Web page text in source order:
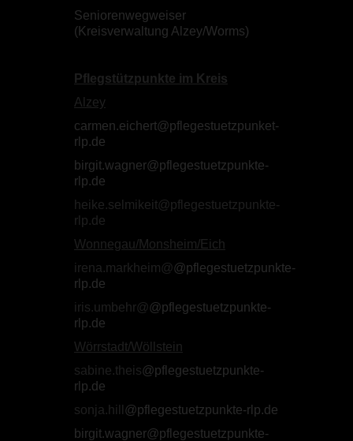
Seniorenwegweiser
(Kreisverwaltung Alzey/Worms)
Pflegstützpunkte im Kreis
Alzey
carmen.eichert@pflegestuetzpunket-
rlp.de
birgit.wagner@pflegestuetzpunkte-
rlp.de
heike.selmikeit@pflegestuetzpunkte-
rlp.de
Wonnegau/Monsheim/Eich
irena.markheim@@pflegestuetzpunkte-
rlp.de
iris.umbehr@@pflegestuetzpunkte-
rlp.de
Wörrstadt/Wöllstein
sabine.theis@pflegestuetzpunkte-
rlp.de
sonja.hill @pflegestuetzpunkte-rlp.de
birgit.wagner@pflegestuetzpunkte-